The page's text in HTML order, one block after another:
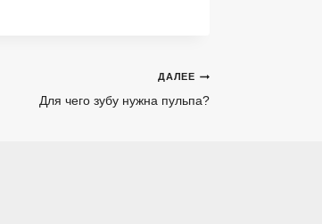
ДАЛЕЕ
Для чего зубу нужна пульпа?